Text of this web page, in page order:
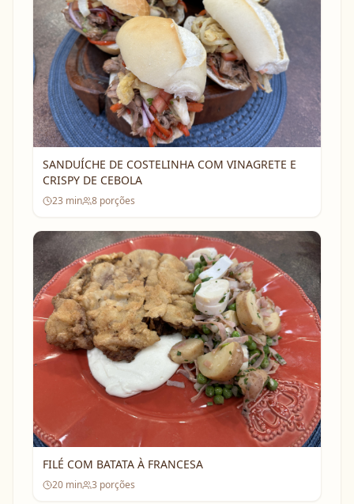
SANDUÍCHE DE COSTELINHA COM VINAGRETE E
CRISPY DE CEBOLA
23 min 8 porções
FILÉ COM BATATA À FRANCESA
20 min 3 porções